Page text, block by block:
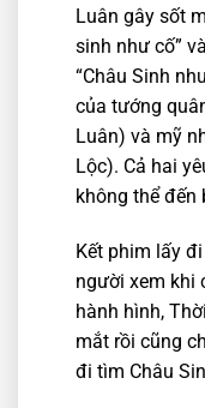
Luân gây sốt
sinh như cố”
“Châu Sinh
của tướng
Luân) và mỹ
Lộc). Cả hai
không thể đến
Kết phim lấy
người xem khi
hành hình,
mắt rồi cũng
đi tìm Châu